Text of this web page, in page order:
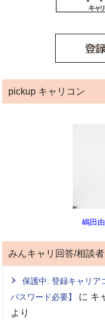
pickup キャリコン
嶋田
みんキャリ回答/相談者
保護中: 登録キャリ
パスワード必要】
に キ
より